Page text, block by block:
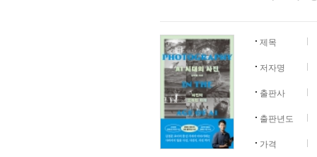
제목
저자명
출판사
출판년도
가격